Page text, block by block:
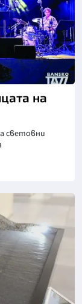
на
световни